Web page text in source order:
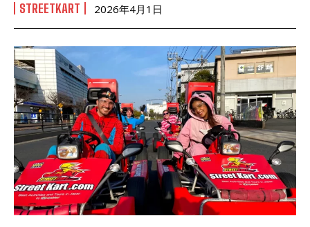
STREETKART 2026年4月1日